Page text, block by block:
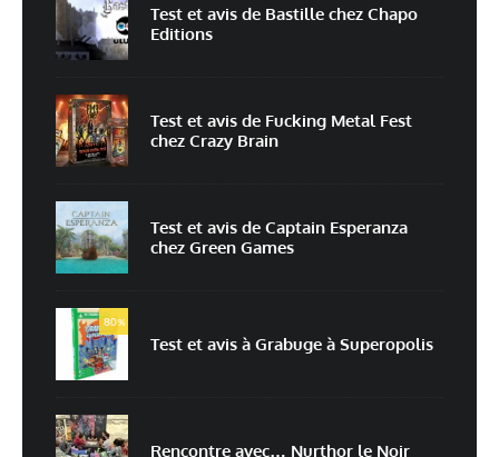
E-mail*
Enregistrer mon nom, mon e-mail et mon site dans le navigateur pour
mon prochain commentaire.
Prévenez-moi de tous les nouveaux commentaires par e-mail.
Prévenez-moi de tous les nouveaux articles par e-mail.
traitées
Test et avis de Bastille chez Chapo
Editions
Test et avis de Fucking Metal Fest
chez Crazy Brain
Test et avis de Captain Esperanza
chez Green Games
80%
Test et avis à Grabuge à Superopolis
Rencontre avec… Nurthor le Noir